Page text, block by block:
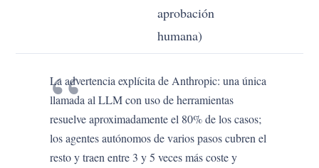
aprobación
humana)
La advertencia explícita de Anthropic: una única
llamada al LLM con uso de herramientas
resuelve aproximadamente el 80% de los casos;
los agentes autónomos de varios pasos cubren el
resto y traen entre 3 y 5 veces más coste y